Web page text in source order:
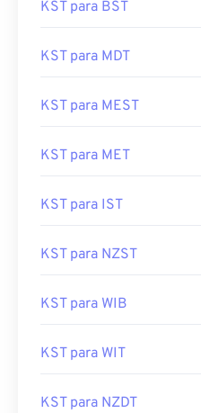
KST para BST
KST para MDT
KST para MEST
KST para MET
KST para IST
KST para NZST
KST para WIB
KST para WIT
KST para NZDT